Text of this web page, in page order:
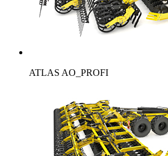
ATLAS AO_PROFI